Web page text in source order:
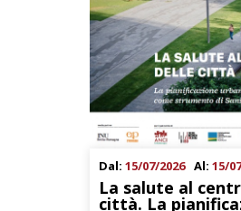
Dal: 15/07/2026 Al: 15/
La salute al
città. La